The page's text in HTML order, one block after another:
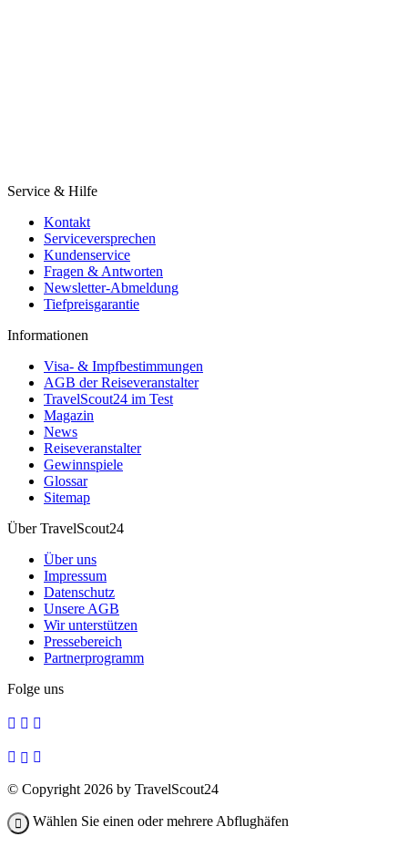
Service & Hilfe
Kontakt
Serviceversprechen
Kundenservice
Fragen & Antworten
Newsletter-Abmeldung
Tiefpreisgarantie
Informationen
Visa- & Impfbestimmungen
AGB der Reiseveranstalter
TravelScout24 im Test
Magazin
News
Reiseveranstalter
Gewinnspiele
Glossar
Sitemap
Über TravelScout24
Über uns
Impressum
Datenschutz
Unsere AGB
Wir unterstützen
Pressebereich
Partnerprogramm
Folge uns
© Copyright 2026 by TravelScout24
Wählen Sie einen oder mehrere Abflughäfen